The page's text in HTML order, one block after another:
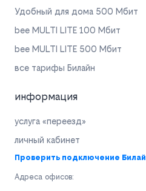
Удобный для дома 500 Мбит
bee MULTI LITE 100 Мбит
bee MULTI LITE 500 Мбит
все тарифы Билайн
информация
услуга «переезд»
личный кабинет
Проверить подключение
Адреса офисов: